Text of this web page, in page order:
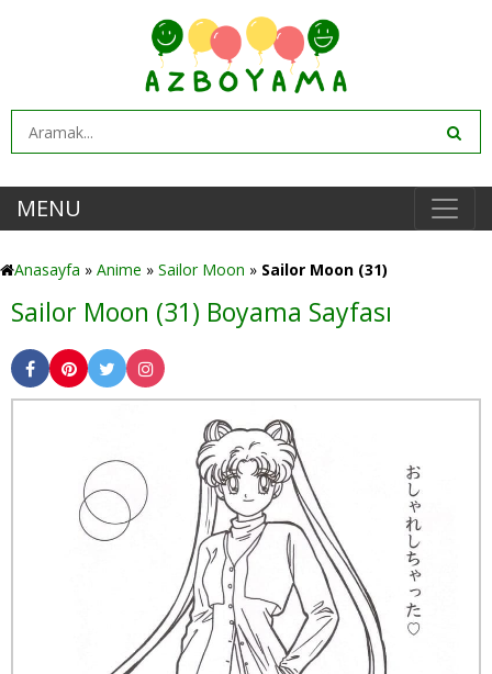
MENU
Anasayfa » Anime » Sailor Moon » Sailor Moon (31)
Sailor Moon (31) Boyama Sayfası